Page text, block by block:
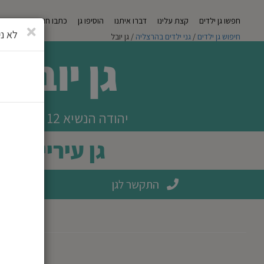
חפשו גן ילדים קצת עלינו דברו איתנו הוסיפו גן כתבו חוות דעת
חיפוש גן ילדים / גני ילדים בהרצליה / גן יובל
גן יובל
יהודה הנשיא 12 הרצליה
גן עירייה
התקשר לגן
סגירה
לא